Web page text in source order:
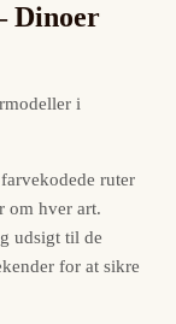
Dinoer
i
ruter
om hver art.
udsigt til de
for at sikre